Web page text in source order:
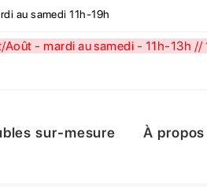
au samedi 11h-19h
Août - mardi au samedi - 11h-13h
sur-mesure À propos